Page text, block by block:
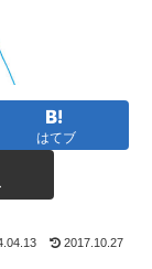
はてブ
2017.10.27